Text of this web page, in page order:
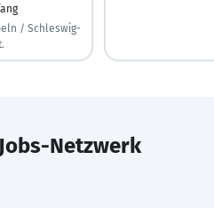
/ Schleswig-
Netzwerk